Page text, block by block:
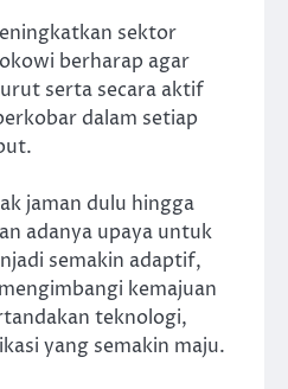
sektor
berharap agar
serta secara aktif
dalam setiap
jaman dulu hingga
adanya upaya untuk
semakin adaptif,
kemajuan
teknologi,
yang semakin maju.